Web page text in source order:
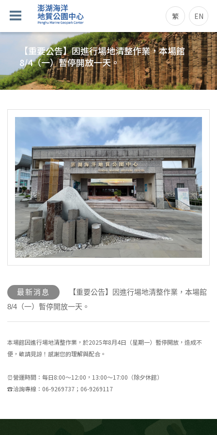
繁 EN
【重要公告】因進行場地清整作業，本場館
8/4（一）暫停開放一天。
最新消息
【重要公告】因進行場地清整作業，本場館
8/4（一）暫停開放一天。
本場館因進行場地清整作業，於2025年8月4日（星期一）暫停開放，造成不
便，敬請見諒！感謝您的理解與配合。
⏰營運時間：每日8:00～12:00，13:00～17:00（除夕休館）
☎️洽詢專線：06-9269737；06-9269117